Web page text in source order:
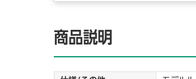
商品説明